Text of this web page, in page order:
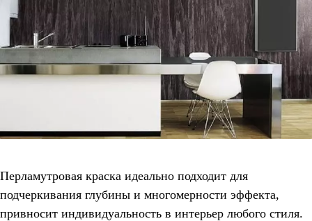
Перламутровая краска идеально подходит для
подчеркивания глубины и многомерности эффекта,
привносит индивидуальность в интерьер любого стиля.